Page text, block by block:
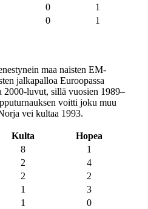
0
1
0 1
maa naisten EM-
jalkapalloa Euroopassa
2000-luvut, sillä vuosien 1989–
voitti joku muu
vei kultaa 1993.
Kulta
Hopea
8
1
2
4
2
2
1
3
1
0